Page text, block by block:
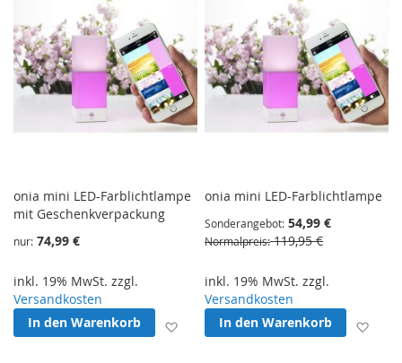
onia mini LED-Farblichtlampe
mit Geschenkverpackung
nur 74,99 €
inkl. 19% MwSt. zzgl.
Versandkosten
In den Warenkorb
Zur Wunschliste hinzufügen
onia mini LED-Farblichtlampe
Sonderangebot 54,99 €
Normalpreis 119,95 €
inkl. 19% MwSt. zzgl.
Versandkosten
In den Warenkorb